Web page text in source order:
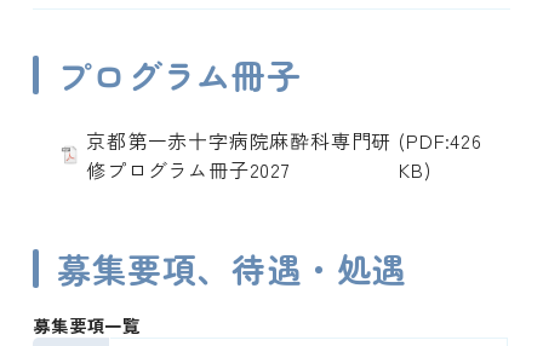
プログラム冊子
京都第一赤十字病院麻酔科専門研
修プログラム冊子2027
(PDF:426
KB)
募集要項、待遇・処遇
募集要項一覧